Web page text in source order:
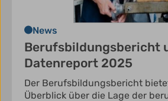
News
Berufsbildungsbericht
Datenreport 2025
Der Berufsbildungsbericht
Überblick über die Lage der